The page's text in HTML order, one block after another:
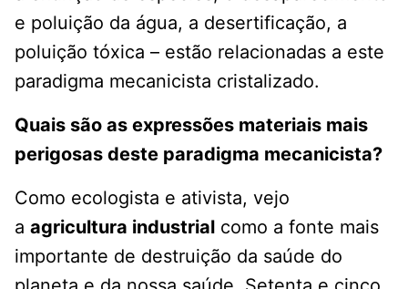
e poluição da água, a desertificação, a
poluição tóxica – estão relacionadas a este
paradigma mecanicista cristalizado.
Quais são as expressões materiais mais
perigosas deste paradigma mecanicista?
Como ecologista e ativista, vejo
a agricultura industrial como a fonte mais
importante de destruição da saúde do